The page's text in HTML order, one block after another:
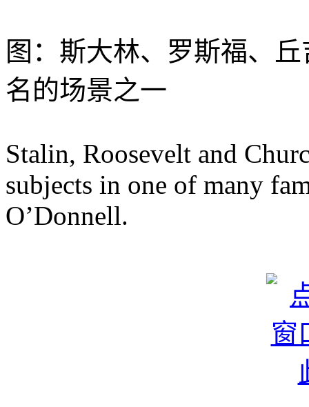
图：斯大林、罗斯福、
名的场景之一
Stalin, Roosevelt and
subjects in one of many
O’Donnell.